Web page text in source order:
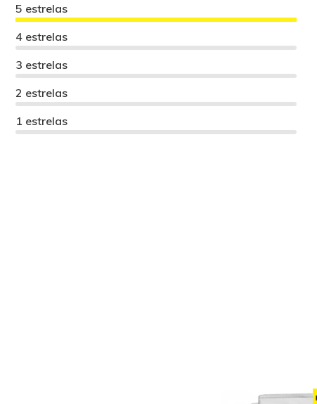
5 estrelas
4 estrelas
3 estrelas
2 estrelas
1 estrelas